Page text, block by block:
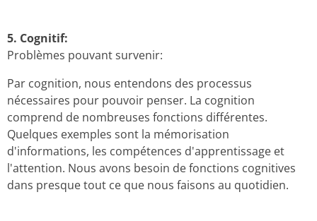
5. Cognitif:
Problèmes pouvant survenir:
Par cognition, nous entendons des processus
nécessaires pour pouvoir penser. La cognition
comprend de nombreuses fonctions différentes.
Quelques exemples sont la mémorisation
d'informations, les compétences d'apprentissage et
l'attention. Nous avons besoin de fonctions cognitives
dans presque tout ce que nous faisons au quotidien.